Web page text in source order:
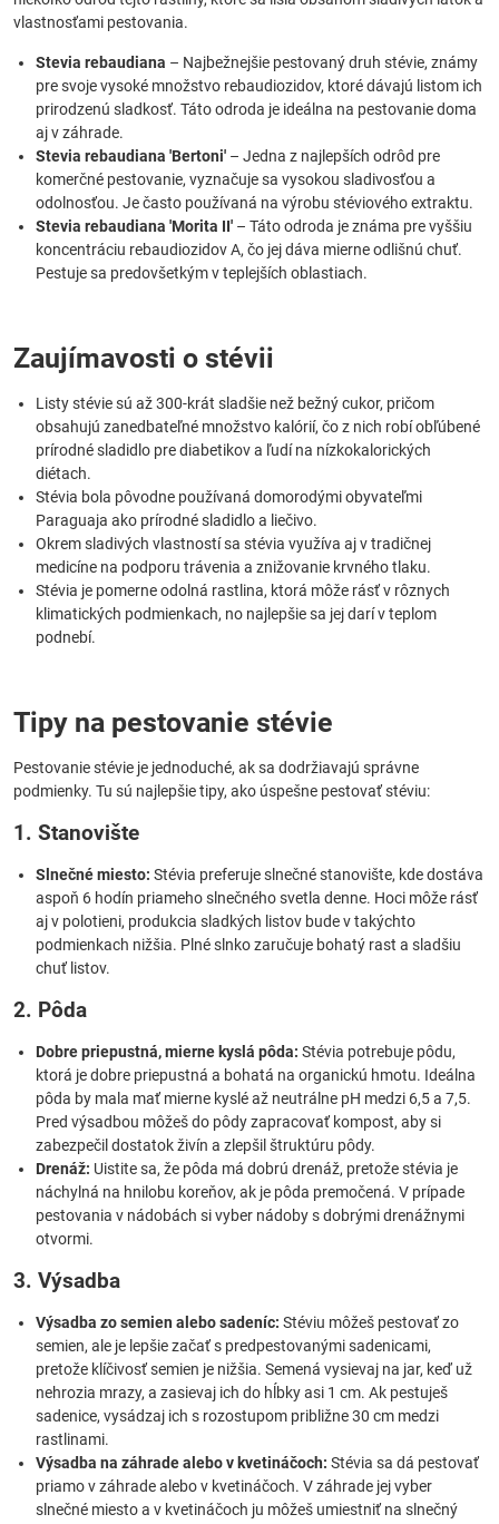
vlastnosťami pestovania.
Stevia rebaudiana – Najbežnejšie pestovaný druh stévie, známy
pre svoje vysoké množstvo rebaudiozidov, ktoré dávajú listom ich
prirodzenú sladkosť. Táto odroda je ideálna na pestovanie doma
aj v záhrade.
Stevia rebaudiana 'Bertoni' – Jedna z najlepších odrôd pre
komerčné pestovanie, vyznačuje sa vysokou sladivosťou a
odolnosťou. Je často používaná na výrobu stéviového extraktu.
Stevia rebaudiana 'Morita II' – Táto odroda je známa pre vyššiu
koncentráciu rebaudiozidov A, čo jej dáva mierne odlišnú chuť.
Pestuje sa predovšetkým v teplejších oblastiach.
Zaujímavosti o stévii
Listy stévie sú až 300-krát sladšie než bežný cukor, pričom
obsahujú zanedbateľné množstvo kalórií, čo z nich robí obľúbené
prírodné sladidlo pre diabetikov a ľudí na nízkokalorických
diétach.
Stévia bola pôvodne používaná domorodými obyvateľmi
Paraguaja ako prírodné sladidlo a liečivo.
Okrem sladivých vlastností sa stévia využíva aj v tradičnej
medicíne na podporu trávenia a znižovanie krvného tlaku.
Stévia je pomerne odolná rastlina, ktorá môže rásť v rôznych
klimatických podmienkach, no najlepšie sa jej darí v teplom
podnebí.
Tipy na pestovanie stévie
Pestovanie stévie je jednoduché, ak sa dodržiavajú správne
podmienky. Tu sú najlepšie tipy, ako úspešne pestovať stéviu:
1. Stanovište
Slnečné miesto: Stévia preferuje slnečné stanovište, kde dostáva
aspoň 6 hodín priameho slnečného svetla denne. Hoci môže rásť
aj v polotieni, produkcia sladkých listov bude v takýchto
podmienkach nižšia. Plné slnko zaručuje bohatý rast a sladšiu
chuť listov.
2. Pôda
Dobre priepustná, mierne kyslá pôda: Stévia potrebuje pôdu,
ktorá je dobre priepustná a bohatá na organickú hmotu. Ideálna
pôda by mala mať mierne kyslé až neutrálne pH medzi 6,5 a 7,5.
Pred výsadbou môžeš do pôdy zapracovať kompost, aby si
zabezpečil dostatok živín a zlepšil štruktúru pôdy.
Drenáž: Uistite sa, že pôda má dobrú drenáž, pretože stévia je
náchylná na hnilobu koreňov, ak je pôda premočená. V prípade
pestovania v nádobách si vyber nádoby s dobrými drenážnymi
otvormi.
3. Výsadba
Výsadba zo semien alebo sadeníc: Stéviu môžeš pestovať zo
semien, ale je lepšie začať s predpestovanými sadenicami,
pretože klíčivosť semien je nižšia. Semená vysievaj na jar, keď už
nehrozia mrazy, a zasievaj ich do hĺbky asi 1 cm. Ak pestuješ
sadenice, vysádzaj ich s rozostupom približne 30 cm medzi
rastlinami.
Výsadba na záhrade alebo v kvetináčoch: Stévia sa dá pestovať
priamo v záhrade alebo v kvetináčoch. V záhrade jej vyber
slnečné miesto a v kvetináčoch ju môžeš umiestniť na slnečný